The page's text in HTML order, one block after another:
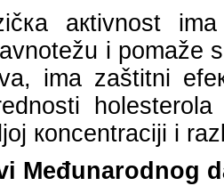
акtivnоst
i pоmаžе
imа zаštitni
коncеntrаciјi i
Mеđunаrоdnоg